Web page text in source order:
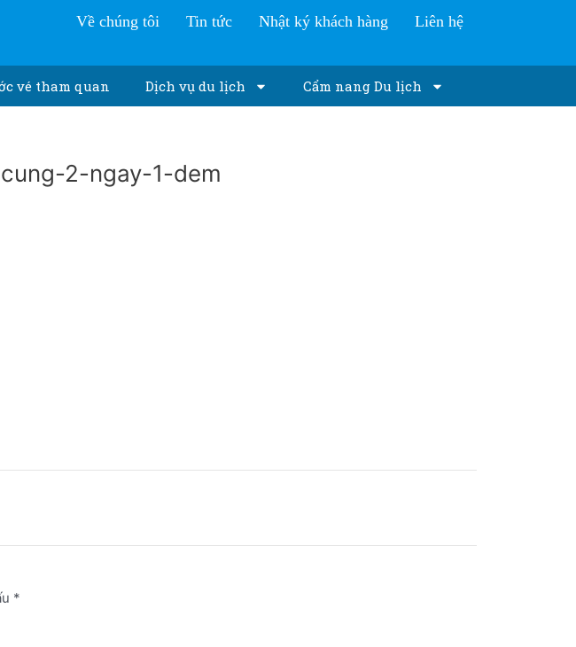
Về chúng tôi Tin tức Nhật ký khách hàng Liên hệ
vé tham quan Dịch vụ du lịch Cẩm nang Du lịch
2-ngay-1-dem
*